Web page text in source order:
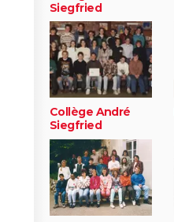
Siegfried
Collège André
Siegfried